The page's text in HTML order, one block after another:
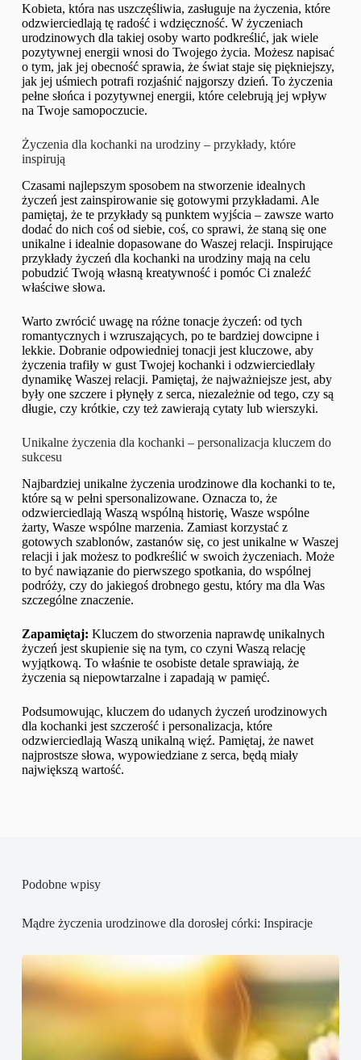
Kobieta, która nas uszczęśliwia, zasługuje na życzenia, które
odzwierciedlają tę radość i wdzięczność. W życzeniach
urodzinowych dla takiej osoby warto podkreślić, jak wiele
pozytywnej energii wnosi do Twojego życia. Możesz napisać
o tym, jak jej obecność sprawia, że świat staje się piękniejszy,
jak jej uśmiech potrafi rozjaśnić najgorszy dzień. To życzenia
pełne słońca i pozytywnej energii, które celebrują jej wpływ
na Twoje samopoczucie.
Życzenia dla kochanki na urodziny – przykłady, które
inspirują
Czasami najlepszym sposobem na stworzenie idealnych
życzeń jest zainspirowanie się gotowymi przykładami. Ale
pamiętaj, że te przykłady są punktem wyjścia – zawsze warto
dodać do nich coś od siebie, coś, co sprawi, że staną się one
unikalne i idealnie dopasowane do Waszej relacji. Inspirujące
przykłady życzeń dla kochanki na urodziny mają na celu
pobudzić Twoją własną kreatywność i pomóc Ci znaleźć
właściwe słowa.
Warto zwrócić uwagę na różne tonacje życzeń: od tych
romantycznych i wzruszających, po te bardziej dowcipne i
lekkie. Dobranie odpowiedniej tonacji jest kluczowe, aby
życzenia trafiły w gust Twojej kochanki i odzwierciedlały
dynamikę Waszej relacji. Pamiętaj, że najważniejsze jest, aby
były one szczere i płynęły z serca, niezależnie od tego, czy są
długie, czy krótkie, czy też zawierają cytaty lub wierszyki.
Unikalne życzenia dla kochanki – personalizacja kluczem do
sukcesu
Najbardziej unikalne życzenia urodzinowe dla kochanki to te,
które są w pełni spersonalizowane. Oznacza to, że
odzwierciedlają Waszą wspólną historię, Wasze wspólne
żarty, Wasze wspólne marzenia. Zamiast korzystać z
gotowych szablonów, zastanów się, co jest unikalne w Waszej
relacji i jak możesz to podkreślić w swoich życzeniach. Może
to być nawiązanie do pierwszego spotkania, do wspólnej
podróży, czy do jakiegoś drobnego gestu, który ma dla Was
szczególne znaczenie.
Zapamiętaj: Kluczem do stworzenia naprawdę unikalnych
życzeń jest skupienie się na tym, co czyni Waszą relację
wyjątkową. To właśnie te osobiste detale sprawiają, że
życzenia są niepowtarzalne i zapadają w pamięć.
Podsumowując, kluczem do udanych życzeń urodzinowych
dla kochanki jest szczerość i personalizacja, które
odzwierciedlają Waszą unikalną więź. Pamiętaj, że nawet
najprostsze słowa, wypowiedziane z serca, będą miały
największą wartość.
Podobne wpisy
Mądre życzenia urodzinowe dla dorosłej córki: Inspiracje